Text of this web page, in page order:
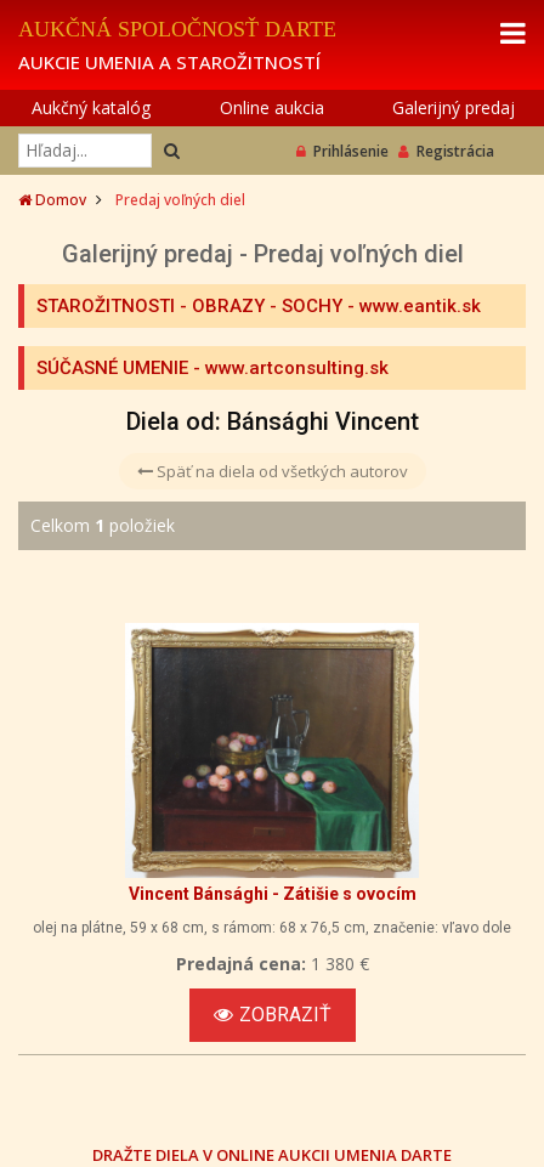
AUKČNÁ SPOLOČNOSŤ DARTE
AUKCIE UMENIA A STAROŽITNOSTÍ
Aukčný katalóg Online aukcia Galerijný predaj
Prihlásenie Registrácia
Domov Predaj voľných diel
Galerijný predaj - Predaj voľných diel
STAROŽITNOSTI - OBRAZY - SOCHY - www.eantik.sk
SÚČASNÉ UMENIE - www.artconsulting.sk
Diela od: Bánsághi Vincent
Späť na diela od všetkých autorov
Celkom 1 položiek
Vincent Bánsághi - Zátišie s ovocím
olej na plátne, 59 x 68 cm, s rámom: 68 x 76,5 cm, značenie: vľavo dole
Predajná cena: 1 380 €
ZOBRAZIŤ
DRAŽTE DIELA V ONLINE AUKCII UMENIA DARTE